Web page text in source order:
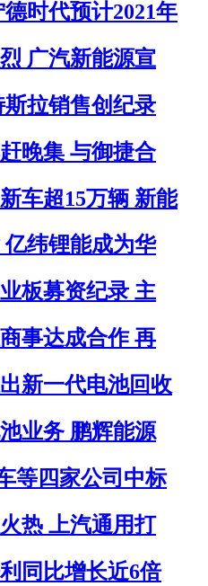
时代预计2021年
广汽新能源宣
拉销售创纪录
晚集 与御捷合
车超15万辆 新能
纬锂能成为华
板募资纪录 主
事达成合作 再
新一代电池回收
业务 鹏辉能源
等四家公司中标
热 上汽通用打
同比增长近6倍